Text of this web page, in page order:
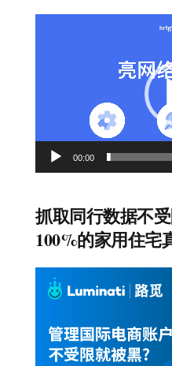
00:00
抓取同行数据不
100%的家用住宅